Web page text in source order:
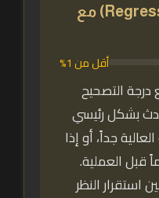
تراجع التصحيح (Regression) مع
أقل من 1%
درجة التصحيح
بشكل رئيسي
جداً، أو إذا
قبل العملية.
استقرار النظر